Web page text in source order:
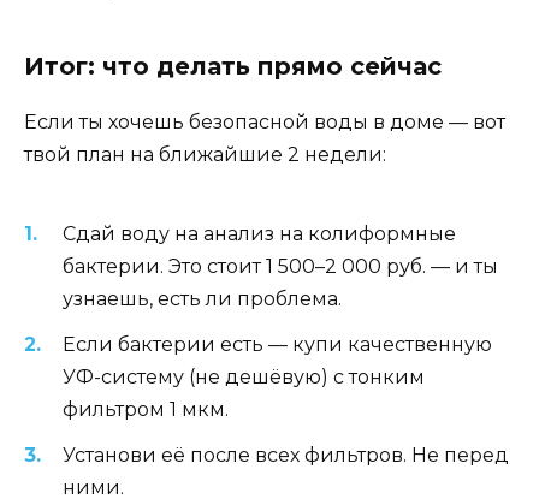
Итог: что делать прямо сейчас
Если ты хочешь безопасной воды в доме — вот
твой план на ближайшие 2 недели:
Сдай воду на анализ на колиформные
бактерии. Это стоит 1 500–2 000 руб. — и ты
узнаешь, есть ли проблема.
Если бактерии есть — купи качественную
УФ-систему (не дешёвую) с тонким
фильтром 1 мкм.
Установи её после всех фильтров. Не перед
ними.